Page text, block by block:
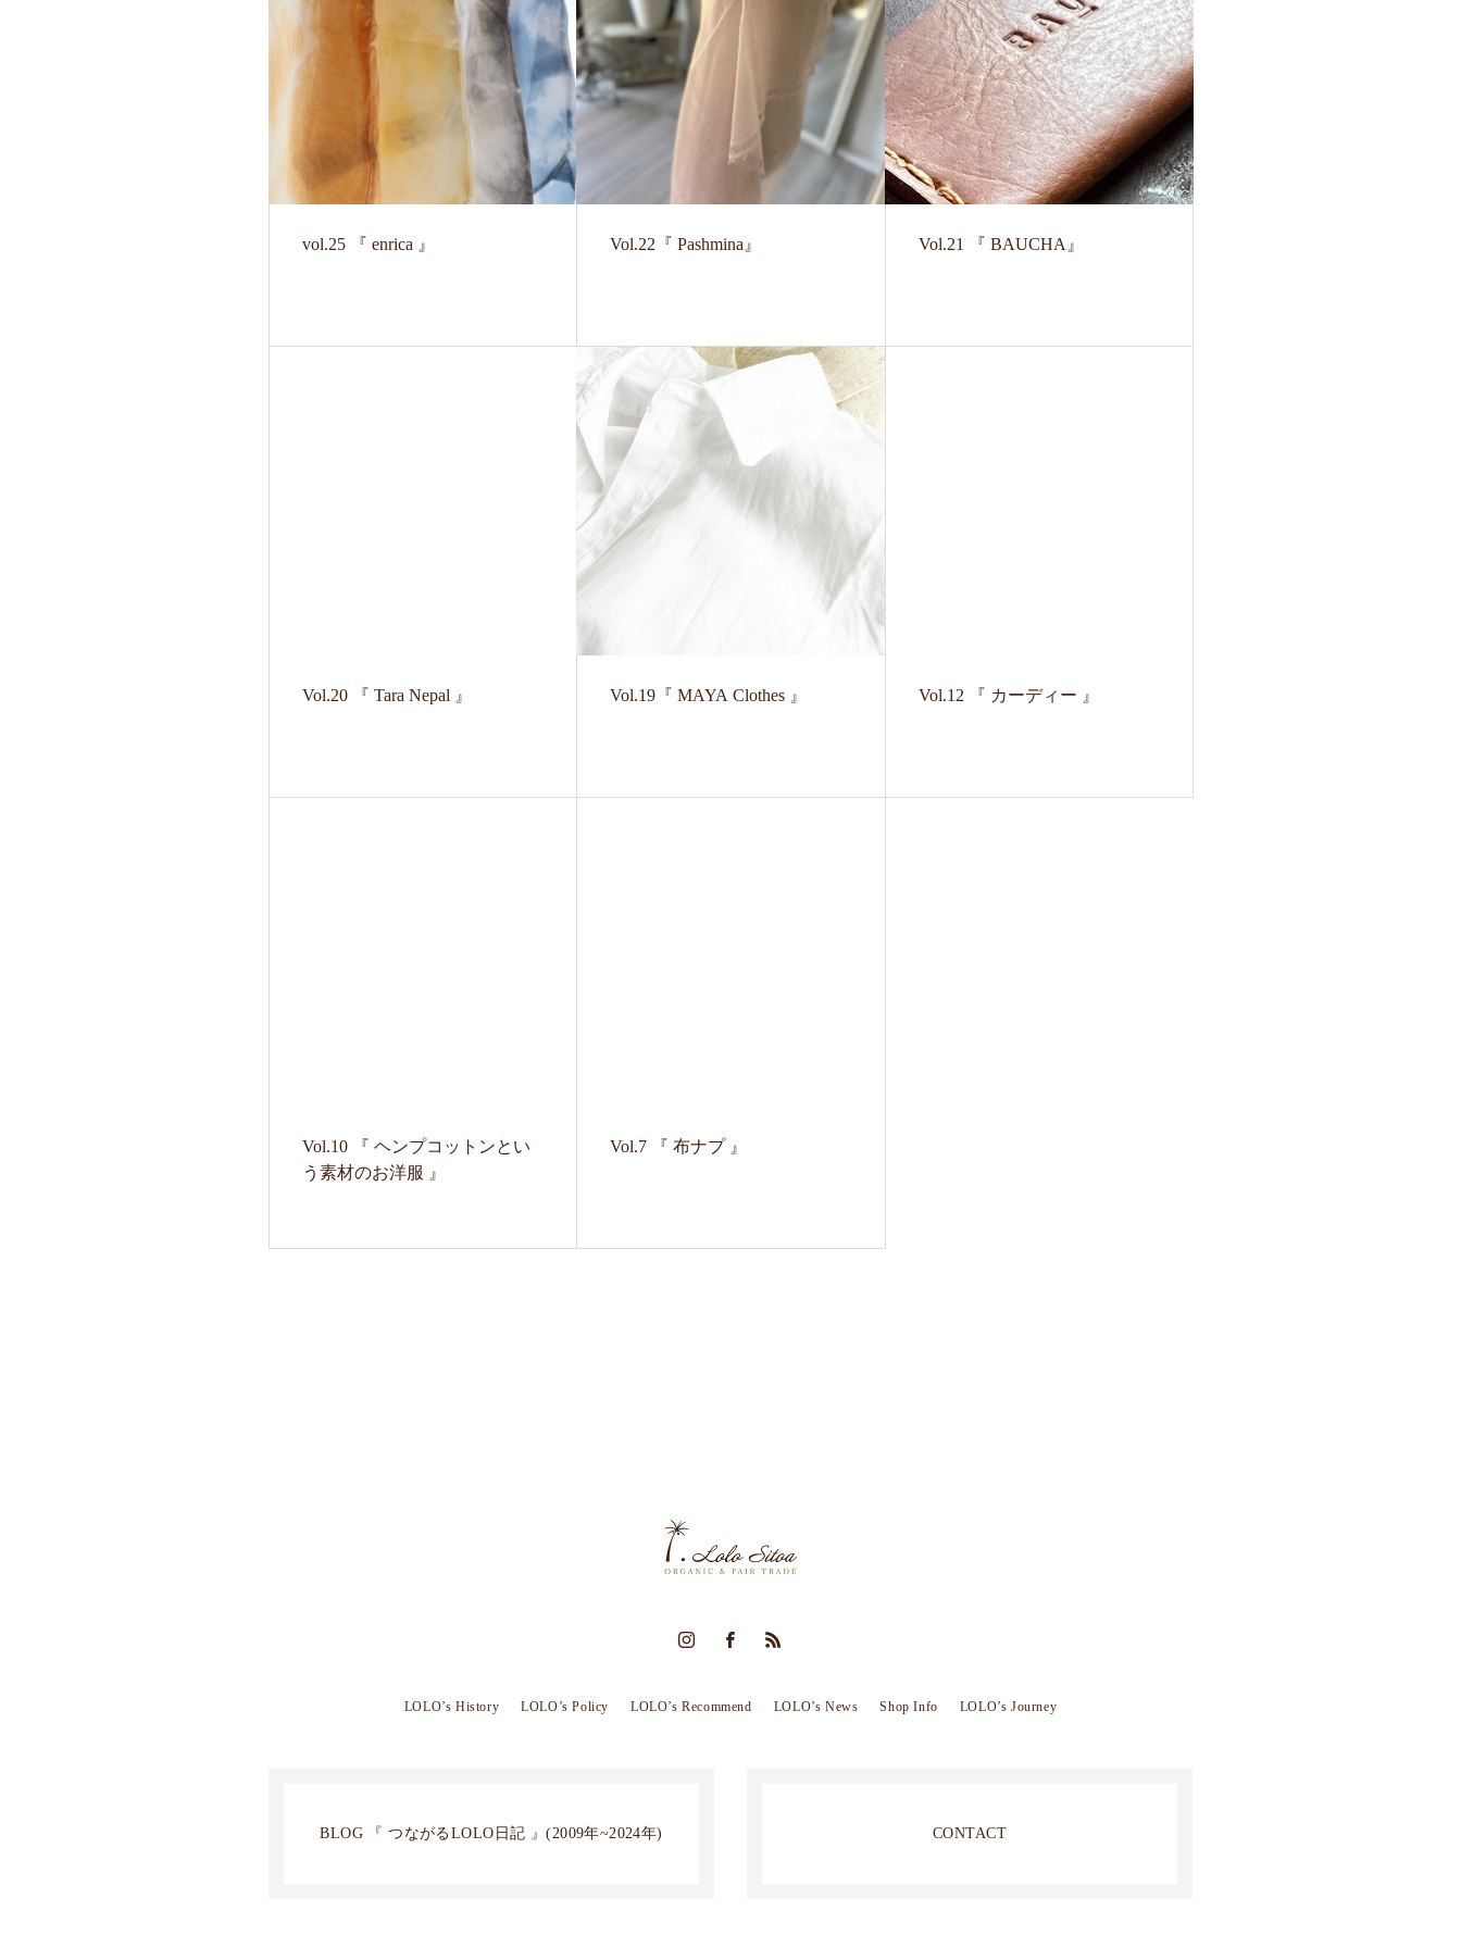
vol.25 『 enrica 』 Vol.22『 Pashmina』 Vol.21 『 BAUCHA』
Vol.20 『 Tara Nepal 』 Vol.19『 MAYA Clothes 』 Vol.12 『 カーディー 』
Vol.10 『 ヘンプコットンとい
う素材のお洋服 』
Vol.7 『 布ナプ 』
LOLO’s History LOLO’s Policy LOLO’s Recommend LOLO’s News Shop Info LOLO’s Journey
BLOG 『 つながるLOLO日記 』(2009年~2024年) CONTACT